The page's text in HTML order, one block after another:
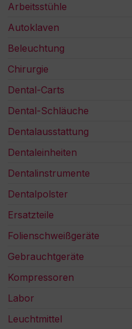
Arbeitsstühle
Autoklaven
Beleuchtung
Chirurgie
Dental-Carts
Dental-Schläuche
Dentalausstattung
Dentaleinheiten
Dentalinstrumente
Dentalpolster
Ersatzteile
Folienschweißgeräte
Gebrauchtgeräte
Kompressoren
Labor
Leuchtmittel